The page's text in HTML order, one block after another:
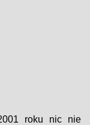
roku nic nie